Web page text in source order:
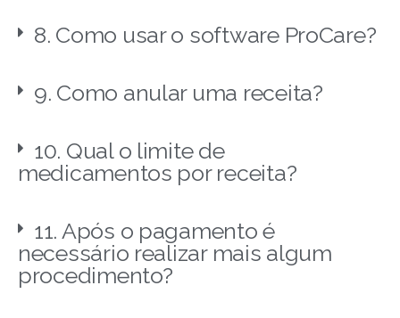
8. Como usar o software ProCare?
9. Como anular uma receita?
10. Qual o limite de
medicamentos por receita?
11. Após o pagamento é
necessário realizar mais algum
procedimento?